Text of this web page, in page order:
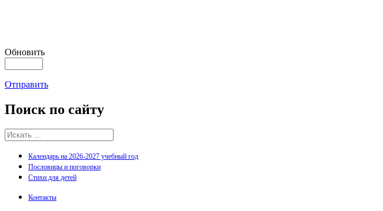
Обновить
Отправить
Поиск по сайту
Календарь на 2026-2027 учебный год
Пословицы и поговорки
Стихи для детей
Контакты